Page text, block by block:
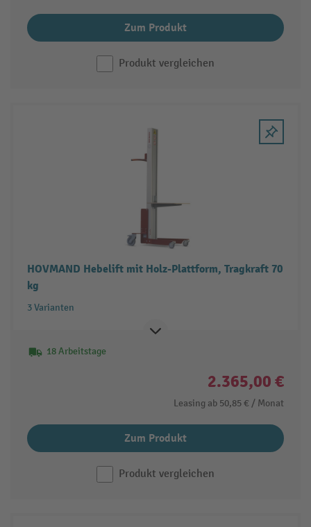
Zum Produkt
Produkt vergleichen
HOVMAND Hebelift mit Holz-Plattform, Tragkraft 70
kg
3 Varianten
18 Arbeitstage
2.365,00 €
Leasing ab 50,85 € / Monat
Zum Produkt
Produkt vergleichen